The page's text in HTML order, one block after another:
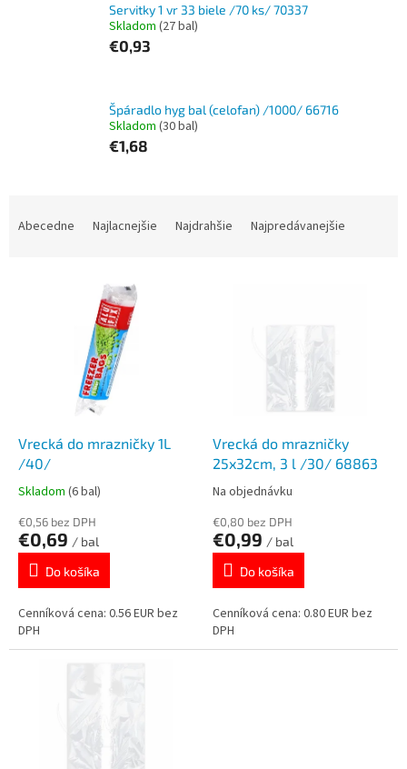
Servitky 1 vr 33 biele /70 ks/ 70337
Skladom (27 bal)
€0,93
Špáradlo hyg bal (celofan) /1000/ 66716
Skladom (30 bal)
€1,68
Abecedne Najlacnejšie Najdrahšie Najpredávanejšie
Vrecká do mrazničky 1L
/40/
Skladom (6 bal)
€0,56 bez DPH
€0,69 / bal
Do košíka
Cenníková cena: 0.56 EUR bez
DPH
Vrecká do mrazničky
25x32cm, 3 l /30/ 68863
Na objednávku
€0,80 bez DPH
€0,99 / bal
Do košíka
Cenníková cena: 0.80 EUR bez
DPH